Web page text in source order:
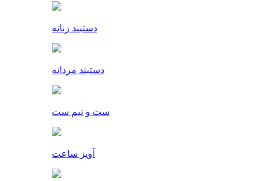
دستبند زنانه
دستبند مردانه
ست و نیم ست
آویز ساعت